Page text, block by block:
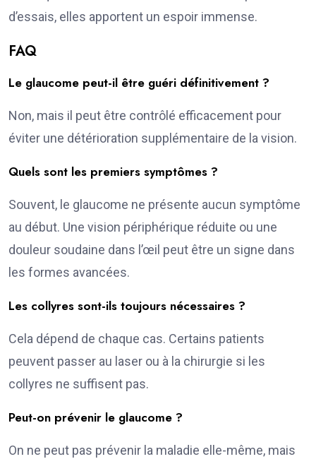
d’essais, elles apportent un espoir immense.
FAQ
Le glaucome peut-il être guéri définitivement ?
Non, mais il peut être contrôlé efficacement pour
éviter une détérioration supplémentaire de la vision.
Quels sont les premiers symptômes ?
Souvent, le glaucome ne présente aucun symptôme
au début. Une vision périphérique réduite ou une
douleur soudaine dans l’œil peut être un signe dans
les formes avancées.
Les collyres sont-ils toujours nécessaires ?
Cela dépend de chaque cas. Certains patients
peuvent passer au laser ou à la chirurgie si les
collyres ne suffisent pas.
Peut-on prévenir le glaucome ?
On ne peut pas prévenir la maladie elle-même, mais